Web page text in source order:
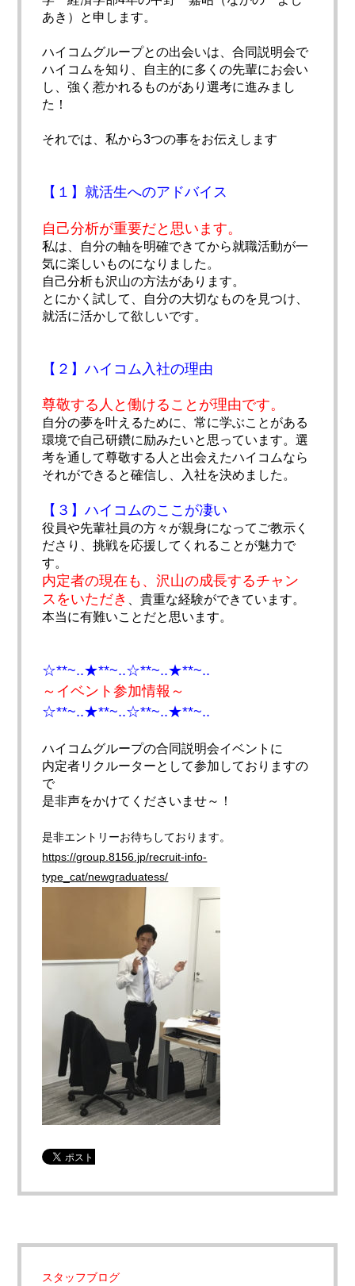
あき）と申します。
ハイコムグループとの出会いは、合同説明会で
ハイコムを知り、自主的に多くの先輩にお会い
し、強く惹かれるものがあり選考に進みまし
た！
それでは、私から3つの事をお伝えします
【１】就活生へのアドバイス
自己分析が重要だと思います。
私は、自分の軸を明確できてから就職活動が一
気に楽しいものになりました。
自己分析も沢山の方法があります。
とにかく試して、自分の大切なものを見つけ、
就活に活かして欲しいです。
【２】ハイコム入社の理由
尊敬する人と働けることが理由です。
自分の夢を叶えるために、常に学ぶことがある
環境で自己研鑽に励みたいと思っています。選
考を通して尊敬する人と出会えたハイコムなら
それができると確信し、入社を決めました。
【３】ハイコムのここが凄い
役員や先輩社員の方々が親身になってご教示く
ださり、挑戦を応援してくれることが魅力で
す。
内定者の現在も、沢山の成長するチャン
スをいただき
、貴重な経験ができています。
本当に有難いことだと思います。
☆**~..★**~..☆**~..★**~..
～イベント参加情報～
☆**~..★**~..☆**~..★**~..
ハイコムグループの合同説明会イベントに
内定者リクルーターとして参加しておりますの
で
是非声をかけてくださいませ～！
是非エントリーお待ちしております。
https://group.8156.jp/recruit-info-
type_cat/newgraduatess/
スタッフブログ